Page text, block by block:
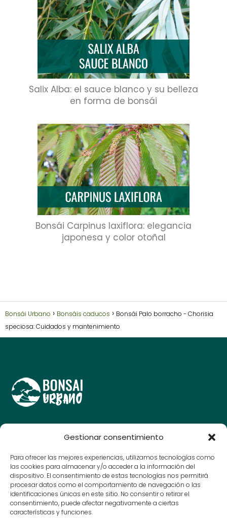
Gestionar consentimiento
Para ofrecer las mejores experiencias, utilizamos tecnologías como
las cookies para almacenar y/o acceder a la información del
dispositivo. El consentimiento de estas tecnologías nos permitirá
procesar datos como el comportamiento de navegación o las
identificaciones únicas en este sitio. No consentir o retirar el
consentimiento, puede afectar negativamente a ciertas
características y funciones.
Salix Alba: el sauce blanco y su belleza
en forma de bonsái
Bonsái Carpinus laxiflora: elegancia
japonesa y color otoñal
Bonsái Urbano Bonsáis caducos
Bonsái Palo borracho - Chorisia
speciosa: Cuidados y mantenimiento
Guías y consejos para amantes del bonsái, cuida y
© Bonsai Urbano 2025
Contacto
Aviso Legal
Política de Privacidad